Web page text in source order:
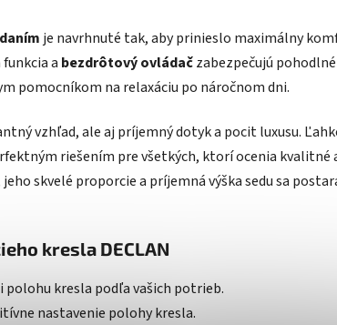
je navrhnuté tak, aby prinieslo maximálny
a bezdrôtový ovládačzabezpečujú pohodlné
pomocníkom na relaxáciu po náročnom dni.
vzhľad, ale aj príjemný dotyk a pocit luxusu.
riešením pre všetkých, ktorí ocenia kvalitné
skvelé proporcie a príjemná výška sedu sa
kresla DECLAN
kresla podľa vašich potrieb.
nastavenie polohy kresla.